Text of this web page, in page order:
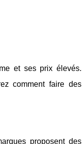
et ses prix élevés.
comment faire des
proposent des